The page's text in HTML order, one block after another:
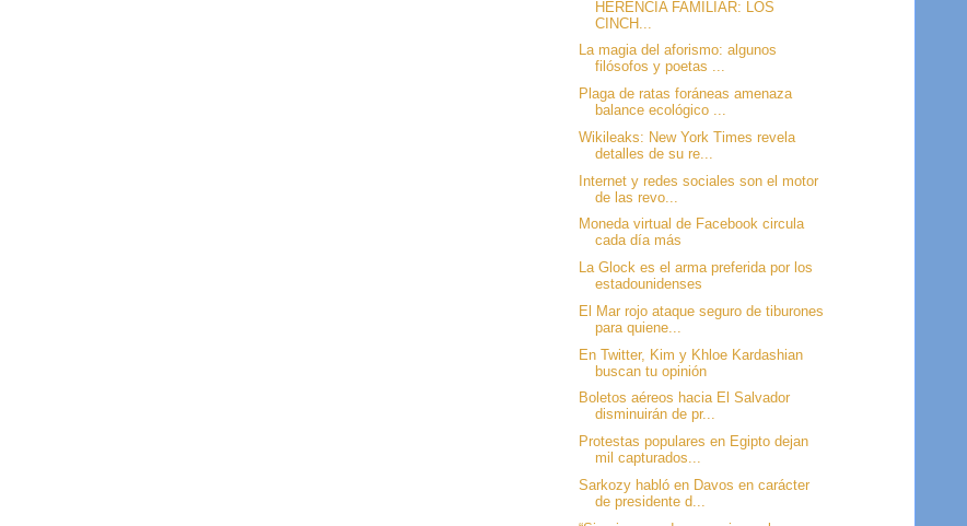
HERENCIA FAMILIAR: LOS
CINCH...
La magia del aforismo: algunos
filósofos y poetas ...
Plaga de ratas foráneas amenaza
balance ecológico ...
Wikileaks: New York Times revela
detalles de su re...
Internet y redes sociales son el motor
de las revo...
Moneda virtual de Facebook circula
cada día más
La Glock es el arma preferida por los
estadounidenses
El Mar rojo ataque seguro de tiburones
para quiene...
En Twitter, Kim y Khloe Kardashian
buscan tu opinión
Boletos aéreos hacia El Salvador
disminuirán de pr...
Protestas populares en Egipto dejan
mil capturados...
Sarkozy habló en Davos en carácter
de presidente d...